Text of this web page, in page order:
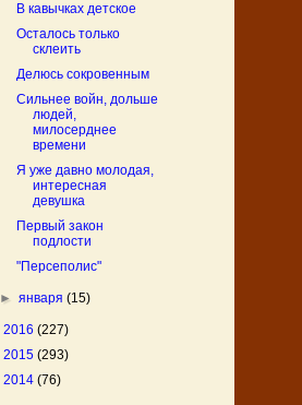
В кавычках детское
Осталось только
склеить
Делюсь сокровенным
Сильнее войн, дольше
людей,
милосерднее
времени
Я уже давно молодая,
интересная
девушка
Первый закон
подлости
"Персеполис"
►января(15)
2016 (227)
2015 (293)
2014 (76)